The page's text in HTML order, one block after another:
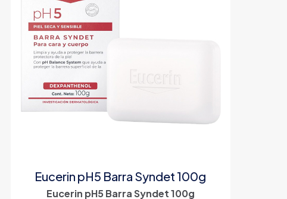
Eucerin pH5 Barra Syndet 100g
Eucerin pH5 Barra Syndet 100g